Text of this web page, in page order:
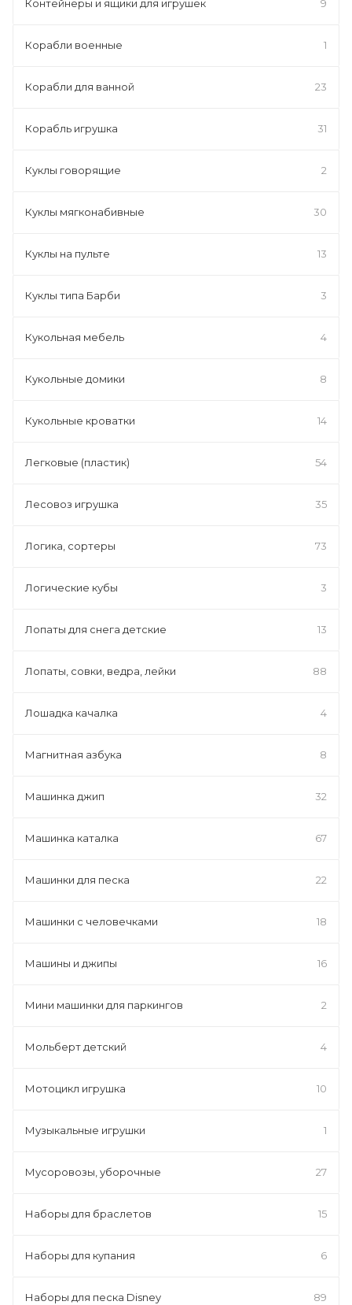
Контейнеры и ящики для игрушек 9
Корабли военные 1
Корабли для ванной 23
Корабль игрушка 31
Куклы говорящие 2
Куклы мягконабивные 30
Куклы на пульте 13
Куклы типа Барби 3
Кукольная мебель 4
Кукольные домики 8
Кукольные кроватки 14
Легковые (пластик) 54
Лесовоз игрушка 35
Логика, сортеры 73
Логические кубы 3
Лопаты для снега детские 13
Лопаты, совки, ведра, лейки 88
Лошадка качалка 4
Магнитная азбука 8
Машинка джип 32
Машинка каталка 67
Машинки для песка 22
Машинки с человечками 18
Машины и джипы 16
Мини машинки для паркингов 2
Мольберт детский 4
Мотоцикл игрушка 10
Музыкальные игрушки 1
Мусоровозы, уборочные 27
Наборы для браслетов 15
Наборы для купания 6
Наборы для песка Disney 89